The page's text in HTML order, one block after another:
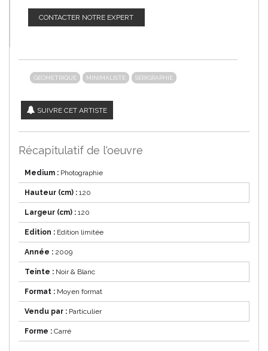
CONTACTER NOTRE EXPERT
GEOMETRIQUE MINIMALISTE SÉRIGRAPHIE
SUIVRE CET ARTISTE
Récapitulatif de l'oeuvre
Medium : Photographie
Hauteur (cm) : 120
Largeur (cm) : 120
Edition : Edition limitée
Année : 2009
Teinte : Noir & Blanc
Format : Moyen format
Vendu par : Particulier
Forme : Carré